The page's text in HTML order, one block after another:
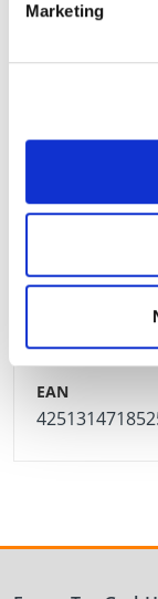
Marketing
4251314718518
905585 5,5 x